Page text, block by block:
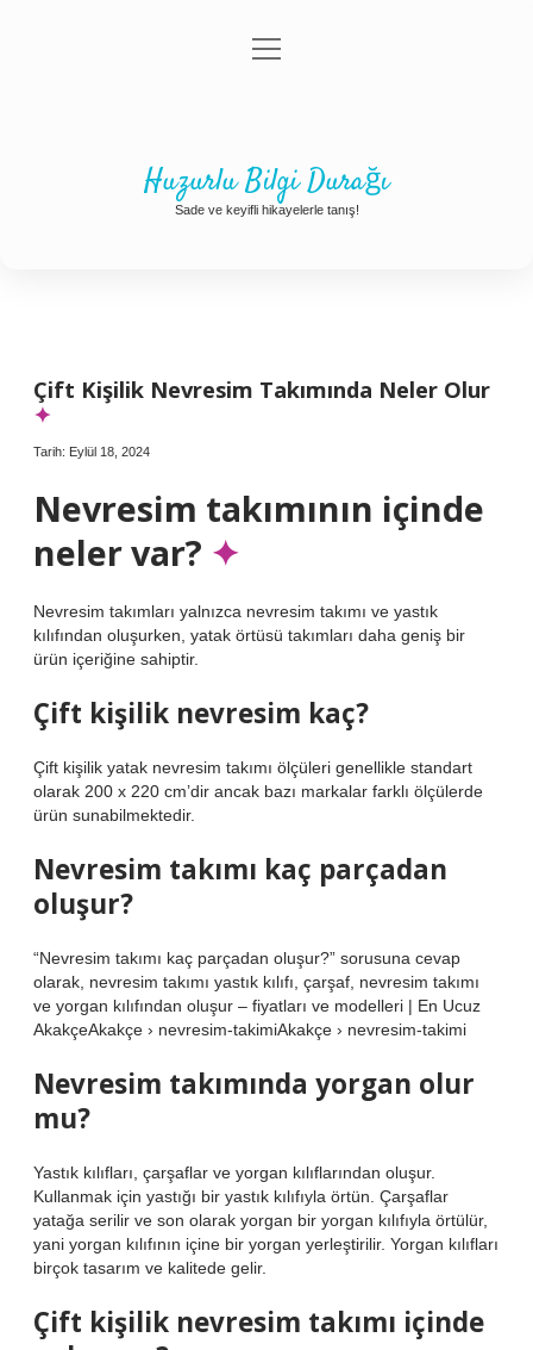
Gizlilik Politikası
menüyü
aç
Huzurlu Bilgi Durağı
Sade ve keyifli hikayelerle tanış!
Çift Kişilik Nevresim Takımında Neler Olur
Tarih: Eylül 18, 2024
Nevresim takımının içinde
neler var?
Nevresim takımları yalnızca nevresim takımı ve yastık
kılıfından oluşurken, yatak örtüsü takımları daha geniş bir
ürün içeriğine sahiptir.
Çift kişilik nevresim kaç?
Çift kişilik yatak nevresim takımı ölçüleri genellikle standart
olarak 200 x 220 cm’dir ancak bazı markalar farklı ölçülerde
ürün sunabilmektedir.
Nevresim takımı kaç parçadan
oluşur?
“Nevresim takımı kaç parçadan oluşur?” sorusuna cevap
olarak, nevresim takımı yastık kılıfı, çarşaf, nevresim takımı
ve yorgan kılıfından oluşur – fiyatları ve modelleri | En Ucuz
AkakçeAkakçe › nevresim-takimiAkakçe › nevresim-takimi
Nevresim takımında yorgan olur
mu?
Yastık kılıfları, çarşaflar ve yorgan kılıflarından oluşur.
Kullanmak için yastığı bir yastık kılıfıyla örtün. Çarşaflar
yatağa serilir ve son olarak yorgan bir yorgan kılıfıyla örtülür,
yani yorgan kılıfının içine bir yorgan yerleştirilir. Yorgan kılıfları
birçok tasarım ve kalitede gelir.
Çift kişilik nevresim takımı içinde